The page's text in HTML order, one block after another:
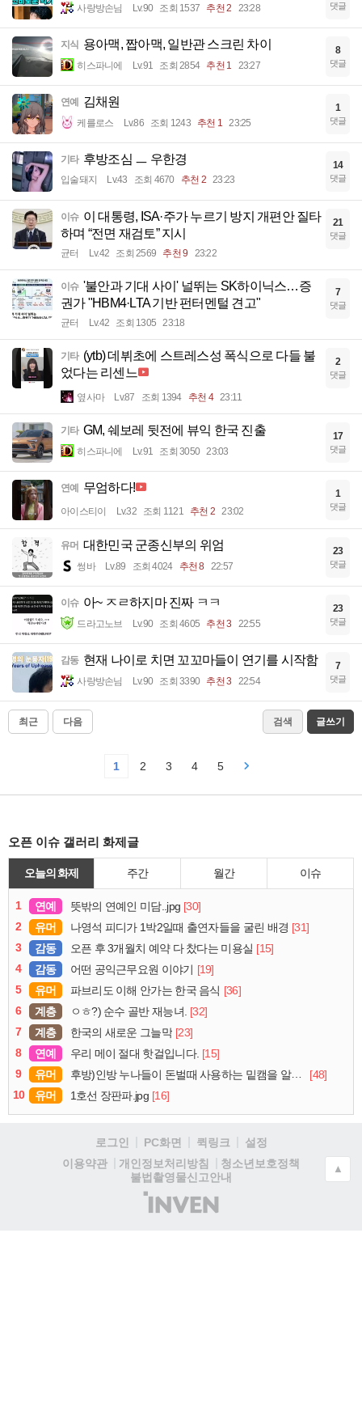
사랑방손님 Lv.90 조회 1537 추천 2 23:28 댓글
지식 용아맥, 짭아맥, 일반관 스크린 차이
히스파니에 Lv.91 조회 2854 추천 1 23:27
8
댓글
연예 김채원
케를로스 Lv.86 조회 1243 추천 1 23:25
1
댓글
기타 후방조심 ㅡ 우한경
입술돼지 Lv.43 조회 4670 추천 2 23:23
14
댓글
이슈 이 대통령, ISA·주가 누르기 방지 개편안 질타
하며 “전면 재검토” 지시
균터 Lv.42 조회 2569 추천 9 23:22
21
댓글
이슈 '불안과 기대 사이' 널뛰는 SK하이닉스…증
권가 "HBM4·LTA 기반 펀터멘털 견고"
균터 Lv.42 조회 1305 23:18
7
댓글
기타 (ytb) 데뷔초에 스트레스성 폭식으로 다들 불
었다는 리센느
옆사마 Lv.87 조회 1394 추천 4 23:11
2
댓글
기타 GM, 쉐보레 뒷전에 뷰익 한국 진출
히스파니에 Lv.91 조회 3050 23:03
17
댓글
연예 무엄하다!
아이스티이 Lv.32 조회 1121 추천 2 23:02
1
댓글
유머 대한민국 군종신부의 위엄
썽바 Lv.89 조회 4024 추천 8 22:57
23
댓글
이슈 아~ ㅈㄹ하지마 진짜 ㅋㅋ
드라고노브 Lv.90 조회 4605 추천 3 22:55
23
댓글
감동 현재 나이로 치면 꼬꼬마들이 연기를 시작함
사랑방손님 Lv.90 조회 3390 추천 3 22:54
7
댓글
최근 다음 검색 글쓰기
1 2 3 4 5
오픈 이슈 갤러리 화제글
오늘의 화제 주간 월간 이슈
1 연예 뜻밖의 연예인 미담..jpg [30]
2
유머 나영석 피디가 1박2일때 출연자들을 굴린 배경 [31]
3
감동 오픈 후 3개월치 예약 다 찼다는 미용실 [15]
4
감동 어떤 공익근무요원 이야기 [19]
5
유머 파브리도 이해 안가는 한국 음식 [36]
6
계층 ㅇㅎ?) 순수 골반 재능녀. [32]
7
계층 한국의 새로운 그늘막 [23]
8
연예 우리 메이 절대 핫걸입니다. [15]
9
유머 후방)인방 누나들이 돈벌때 사용하는 밑캠을 알아보자
[48]
10
유머 1호선 장판파.jpg [16]
로그인 PC화면 퀵링크
설정
이용약관
개인정보처리방침
청소년보호정책
불법촬영물신고안내
(주)
인
▲